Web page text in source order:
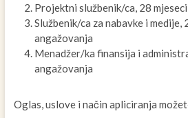
Projektni službenik/ca, 28
Službenik/ca za nabavke i medije,
angažovanja
Menadžer/ka finansija i
angažovanja
Oglas, uslove i način apliciranja